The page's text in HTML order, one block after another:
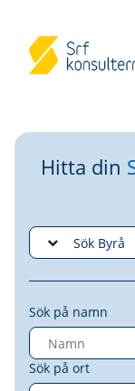
Hitta din
Sök på namn
Sök på ort